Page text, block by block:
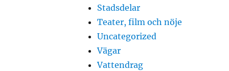
Stadsdelar
Teater, film och nöje
Uncategorized
Vägar
Vattendrag